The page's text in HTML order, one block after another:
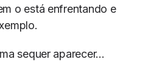
o está enfrentando e
sequer aparecer...